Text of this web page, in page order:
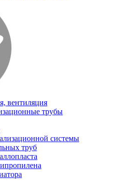
вентиляция
трубы
системы
труб